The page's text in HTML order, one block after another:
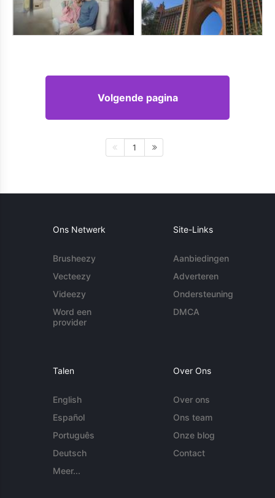
Volgende pagina
1
Ons Netwerk
Brusheezy
Vecteezy
Videezy
Word een
provider
Site-Links
Aanbiedingen
Adverteren
Ondersteuning
DMCA
Talen
English
Español
Português
Deutsch
Meer...
Over Ons
Over ons
Ons team
Onze blog
Contact